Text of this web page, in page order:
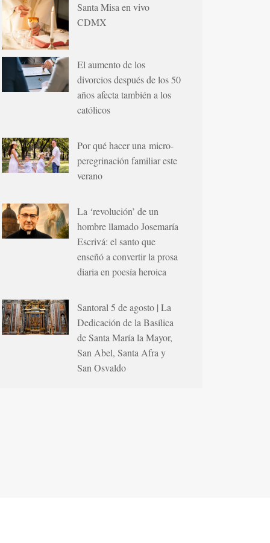
Santa Misa en vivo
CDMX
El aumento de los
divorcios después de los 50
años afecta también a los
católicos
Por qué hacer una micro-
peregrinación familiar este
verano
La ‘revolución’ de un
hombre llamado Josemaría
Escrivá: el santo que
enseñó a convertir la prosa
diaria en poesía heroica
Santoral 5 de agosto | La
Dedicación de la Basílica
de Santa María la Mayor,
San Abel, Santa Afra y
San Osvaldo